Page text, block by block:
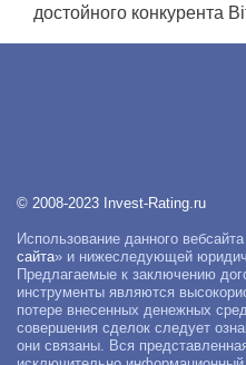
достойного конкурента
© 2008-2023 Invest-Rating.ru
Использование данного
сайта» и нижеследующей
Предлагаемые к заключению
инструменты являются
потере внесенных денежных
совершения сделок следует
они связаны. Вся